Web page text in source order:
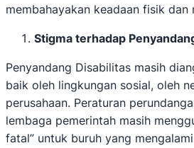
membahayakan keadaan fisik dan
Stigma terhadap
Penyandang Disabilitas masih
baik oleh lingkungan sosial, oleh
perusahaan. Peraturan
lembaga pemerintah masih
fatal” untuk buruh yang